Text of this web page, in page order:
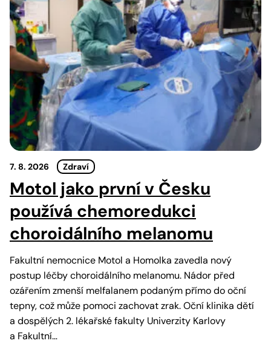
7. 8. 2026 Zdraví
Motol jako první v Česku
používá chemoredukci
choroidálního melanomu
Fakultní nemocnice Motol a Homolka zavedla nový
postup léčby choroidálního melanomu. Nádor před
ozářením zmenší melfalanem podaným přímo do oční
tepny, což může pomoci zachovat zrak. Oční klinika dětí
a dospělých 2. lékařské fakulty Univerzity Karlovy
a Fakultní…